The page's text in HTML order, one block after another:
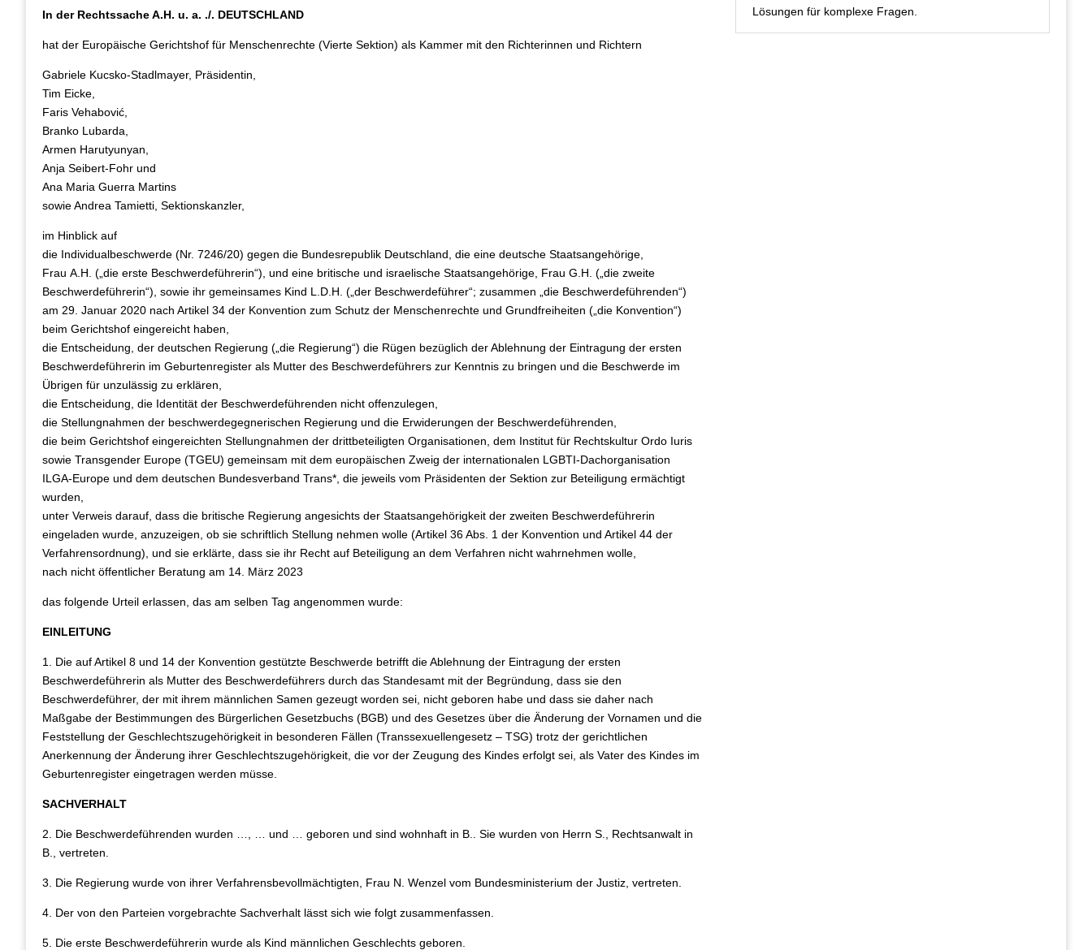
In der Rechtssache A.H. u. a. ./. DEUTSCHLAND
hat der Europäische Gerichtshof für Menschenrechte (Vierte Sektion) als Kammer mit den Richterinnen und Richtern
Gabriele Kucsko‑Stadlmayer, Präsidentin,
Tim Eicke,
Faris Vehabović,
Branko Lubarda,
Armen Harutyunyan,
Anja Seibert‑Fohr und
Ana Maria Guerra Martins
sowie Andrea Tamietti, Sektionskanzler,
im Hinblick auf
die Individualbeschwerde (Nr. 7246/20) gegen die Bundesrepublik Deutschland, die eine deutsche Staatsangehörige,
Frau A.H. („die erste Beschwerdeführerin“), und eine britische und israelische Staatsangehörige, Frau G.H. („die zweite
Beschwerdeführerin“), sowie ihr gemeinsames Kind L.D.H. („der Beschwerdeführer“; zusammen „die Beschwerdeführenden“)
am 29. Januar 2020 nach Artikel 34 der Konvention zum Schutz der Menschenrechte und Grundfreiheiten („die Konvention“)
beim Gerichtshof eingereicht haben,
die Entscheidung, der deutschen Regierung („die Regierung“) die Rügen bezüglich der Ablehnung der Eintragung der ersten
Beschwerdeführerin im Geburtenregister als Mutter des Beschwerdeführers zur Kenntnis zu bringen und die Beschwerde im
Übrigen für unzulässig zu erklären,
die Entscheidung, die Identität der Beschwerdeführenden nicht offenzulegen,
die Stellungnahmen der beschwerdegegnerischen Regierung und die Erwiderungen der Beschwerdeführenden,
die beim Gerichtshof eingereichten Stellungnahmen der drittbeteiligten Organisationen, dem Institut für Rechtskultur Ordo Iuris
sowie Transgender Europe (TGEU) gemeinsam mit dem europäischen Zweig der internationalen LGBTI‑Dachorganisation
ILGA‑Europe und dem deutschen Bundesverband Trans*, die jeweils vom Präsidenten der Sektion zur Beteiligung ermächtigt
wurden,
unter Verweis darauf, dass die britische Regierung angesichts der Staatsangehörigkeit der zweiten Beschwerdeführerin
eingeladen wurde, anzuzeigen, ob sie schriftlich Stellung nehmen wolle (Artikel 36 Abs. 1 der Konvention und Artikel 44 der
Verfahrensordnung), und sie erklärte, dass sie ihr Recht auf Beteiligung an dem Verfahren nicht wahrnehmen wolle,
nach nicht öffentlicher Beratung am 14. März 2023
das folgende Urteil erlassen, das am selben Tag angenommen wurde:
EINLEITUNG
1. Die auf Artikel 8 und 14 der Konvention gestützte Beschwerde betrifft die Ablehnung der Eintragung der ersten
Beschwerdeführerin als Mutter des Beschwerdeführers durch das Standesamt mit der Begründung, dass sie den
Beschwerdeführer, der mit ihrem männlichen Samen gezeugt worden sei, nicht geboren habe und dass sie daher nach
Maßgabe der Bestimmungen des Bürgerlichen Gesetzbuchs (BGB) und des Gesetzes über die Änderung der Vornamen und die
Feststellung der Geschlechtszugehörigkeit in besonderen Fällen (Transsexuellengesetz – TSG) trotz der gerichtlichen
Anerkennung der Änderung ihrer Geschlechtszugehörigkeit, die vor der Zeugung des Kindes erfolgt sei, als Vater des Kindes im
Geburtenregister eingetragen werden müsse.
SACHVERHALT
2. Die Beschwerdeführenden wurden …, … und … geboren und sind wohnhaft in B.. Sie wurden von Herrn S., Rechtsanwalt in
B., vertreten.
3. Die Regierung wurde von ihrer Verfahrensbevollmächtigten, Frau N. Wenzel vom Bundesministerium der Justiz, vertreten.
4. Der von den Parteien vorgebrachte Sachverhalt lässt sich wie folgt zusammenfassen.
5. Die erste Beschwerdeführerin wurde als Kind männlichen Geschlechts geboren.
Lösungen für komplexe Fragen.